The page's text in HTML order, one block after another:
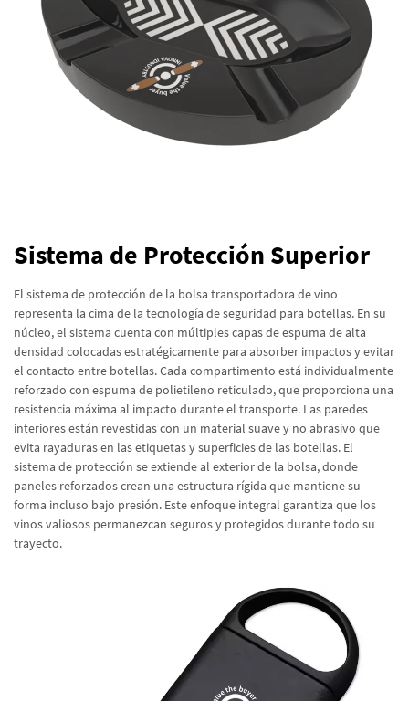
Sistema de Protección Superior
El sistema de protección de la bolsa transportadora de vino
representa la cima de la tecnología de seguridad para botellas. En su
núcleo, el sistema cuenta con múltiples capas de espuma de alta
densidad colocadas estratégicamente para absorber impactos y evitar
el contacto entre botellas. Cada compartimento está individualmente
reforzado con espuma de polietileno reticulado, que proporciona una
resistencia máxima al impacto durante el transporte. Las paredes
interiores están revestidas con un material suave y no abrasivo que
evita rayaduras en las etiquetas y superficies de las botellas. El
sistema de protección se extiende al exterior de la bolsa, donde
paneles reforzados crean una estructura rígida que mantiene su
forma incluso bajo presión. Este enfoque integral garantiza que los
vinos valiosos permanezcan seguros y protegidos durante todo su
trayecto.